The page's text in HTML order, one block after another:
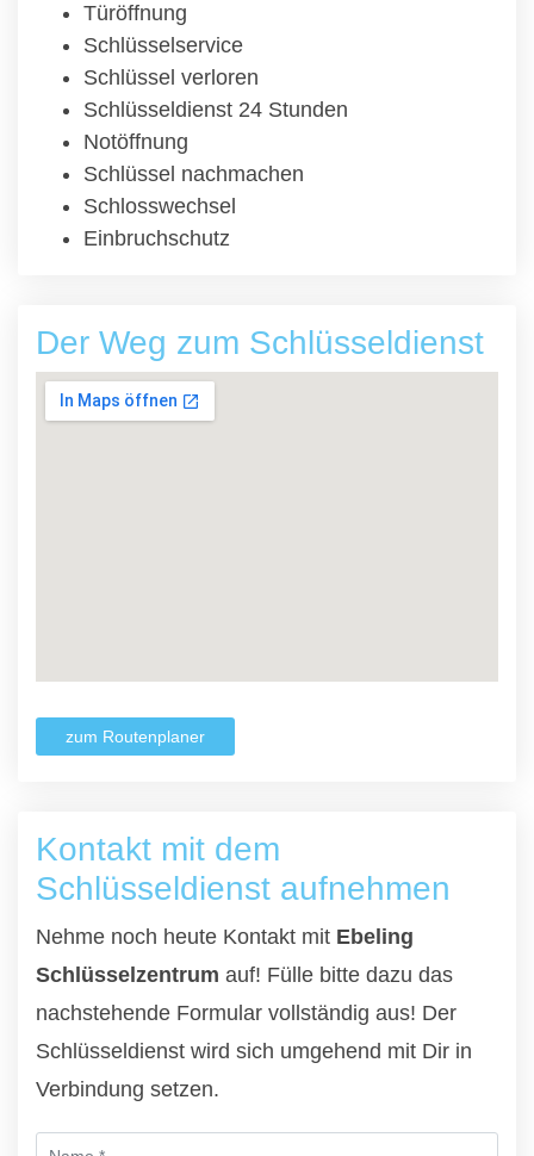
Türöffnung
Schlüsselservice
Schlüssel verloren
Schlüsseldienst 24 Stunden
Notöffnung
Schlüssel nachmachen
Schlosswechsel
Einbruchschutz
Der Weg zum Schlüsseldienst
zum Routenplaner
Kontakt mit dem
Schlüsseldienst aufnehmen
Nehme noch heute Kontakt mit Ebeling
Schlüsselzentrum auf! Fülle bitte dazu das
nachstehende Formular vollständig aus! Der
Schlüsseldienst wird sich umgehend mit Dir in
Verbindung setzen.